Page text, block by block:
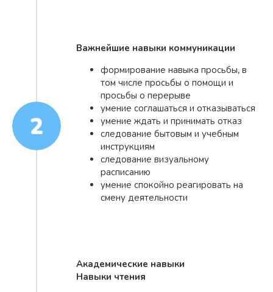
Важнейшие навыки коммуникации
формирование навыка просьбы, в
том числе просьбы о помощи и
просьбы о перерыве
умение соглашаться и отказываться
умение ждать и принимать отказ
следование бытовым и учебным
инструкциям
следование визуальному
расписанию
умение спокойно реагировать на
смену деятельности
Академические навыки
Навыки чтения